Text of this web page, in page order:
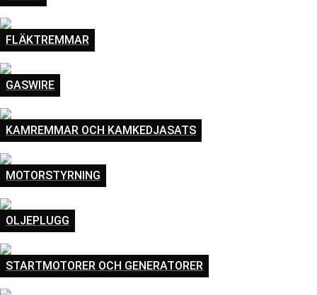
FLÄKTREMMAR
GASWIRE
KAMREMMAR OCH KAMKEDJASATS
MOTORSTYRNING
OLJEPLUGG
STARTMOTORER OCH GENERATORER